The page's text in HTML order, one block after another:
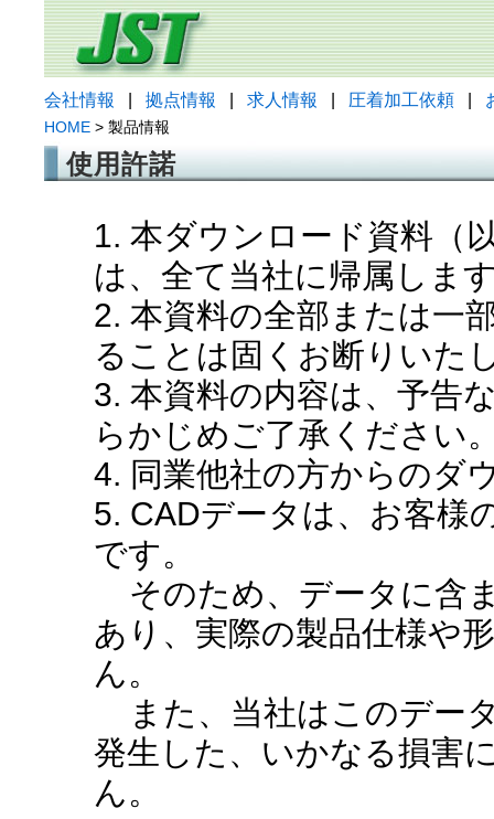
会社情報 拠点情報 求人情報 圧着加工依頼
HOME > 製品情報
使用許諾
1. 本ダウンロード資料（
は、全て当社に帰属しま
2. 本資料の全部または一
ることは固くお断りいた
3. 本資料の内容は、予告
らかじめご了承ください
4. 同業他社の方からのダ
5. CADデータは、お客様
です。
そのため、データに含
あり、実際の製品仕様や
ん。
また、当社はこのデー
発生した、いかなる損害
ん。